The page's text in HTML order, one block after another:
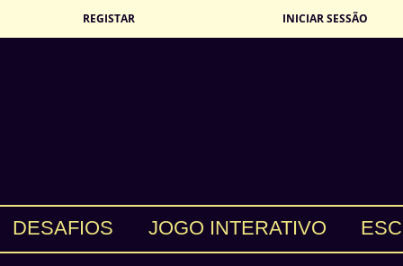
REGISTAR INICIAR SESSÃO
DESAFIOS JOGO INTERATIVO